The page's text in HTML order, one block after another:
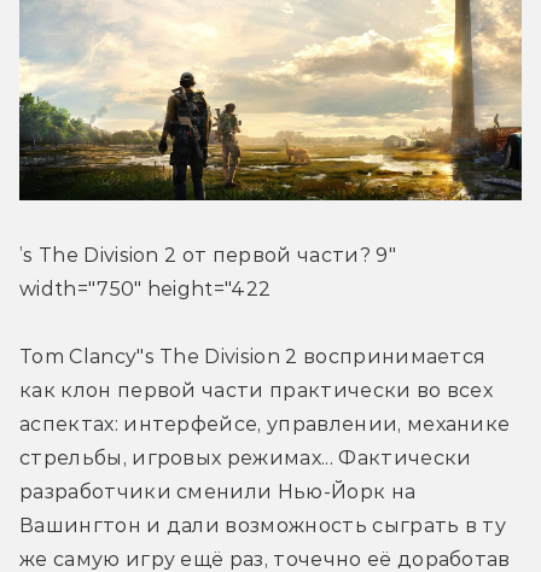
’s The Division 2 от первой части? 9"
width="750" height="422
Tom Clancy"s The Division 2 воспринимается
как клон первой части практически во всех
аспектах: интерфейсе, управлении, механике
стрельбы, игровых режимах... Фактически
разработчики сменили Нью-Йорк на
Вашингтон и дали возможность сыграть в ту
же самую игру ещё раз, точечно её доработав